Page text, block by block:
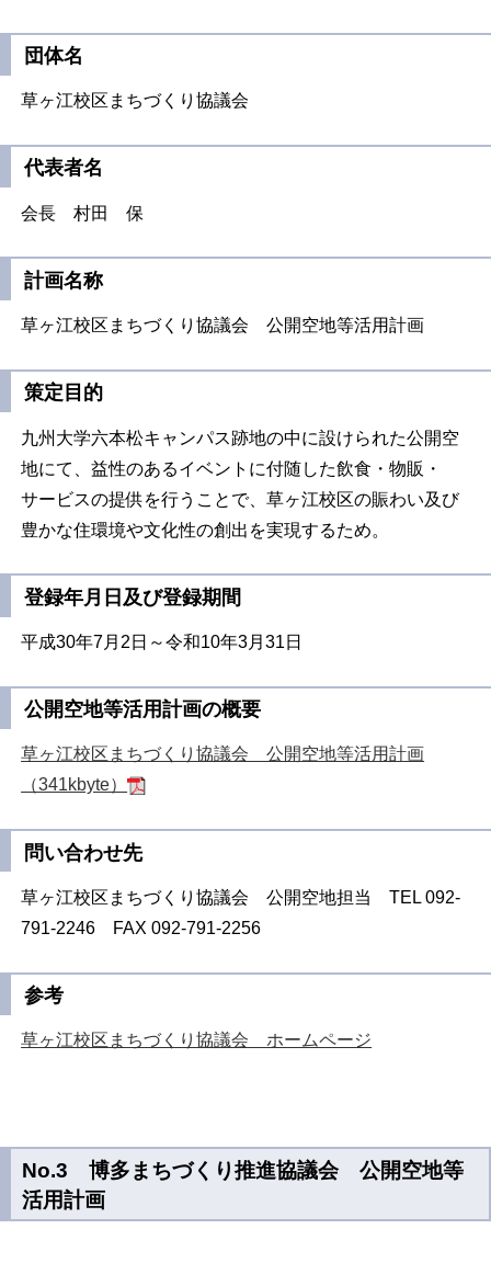
団体名
草ヶ江校区まちづくり協議会
代表者名
会長 村田 保
計画名称
草ヶ江校区まちづくり協議会 公開空地等活用計画
策定目的
九州大学六本松キャンパス跡地の中に設けられた公開空
地にて、益性のあるイベントに付随した飲食・物販・
サービスの提供を行うことで、草ヶ江校区の賑わい及び
豊かな住環境や文化性の創出を実現するため。
登録年月日及び登録期間
平成30年7月2日～令和10年3月31日
公開空地等活用計画の概要
草ヶ江校区まちづくり協議会 公開空地等活用計画
（341kbyte）
問い合わせ先
草ヶ江校区まちづくり協議会 公開空地担当 TEL 092-
791-2246 FAX 092-791-2256
参考
草ヶ江校区まちづくり協議会 ホームページ
No.3 博多まちづくり推進協議会 公開空地等
活用計画